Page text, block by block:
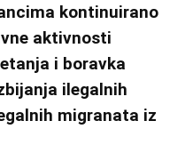
kontinuirano
aktivnosti
i boravka
ilegalnih
migranata iz